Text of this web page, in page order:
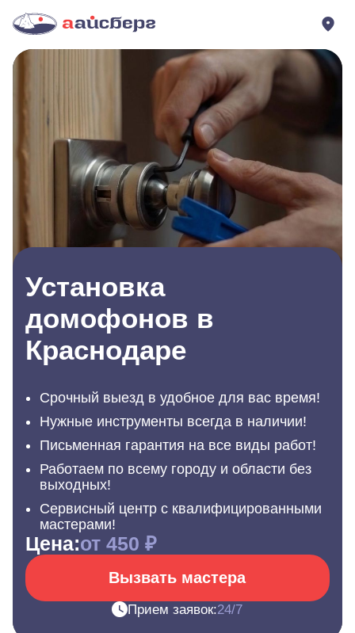
Установка
домофонов в
Краснодаре
Срочный выезд в удобное для вас время!
Нужные инструменты всегда в наличии!
Письменная гарантия на все виды работ!
Работаем по всему городу и области без
выходных!
Сервисный центр с квалифицированными
мастерами!
Цена:от 450 ₽
Вызвать мастера
Прием заявок:24/7